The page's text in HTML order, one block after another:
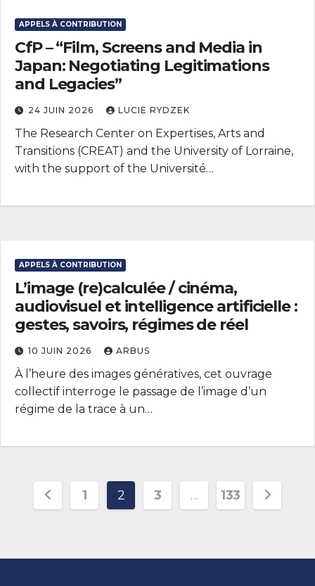
APPELS À CONTRIBUTION
CfP – “Film, Screens and Media in
Japan: Negotiating Legitimations
and Legacies”
24 JUIN 2026 LUCIE RYDZEK
The Research Center on Expertises, Arts and
Transitions (CREAT) and the University of Lorraine,
with the support of the Université…
APPELS À CONTRIBUTION
L’image (re)calculée / cinéma,
audiovisuel et intelligence artificielle :
gestes, savoirs, régimes de réel
10 JUIN 2026 ARBUS
À l’heure des images génératives, cet ouvrage
collectif interroge le passage de l’image d’un
régime de la trace à un…
Pagination
1 2 3 … 133